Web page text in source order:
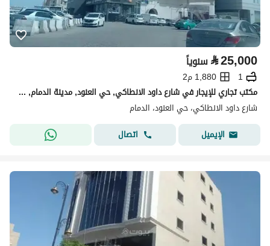
⃁25,000 سنوياً
1
1,880 م2
مكتب تجاري للإيجار في شارع داود الانطاكي, حي العنود, مدينة الدمام, المنطقة الشرقية
شارع داود الانطاكي، حي العنود، الدمام
الإيميل
اتصال